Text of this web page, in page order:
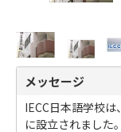
メッセージ
IECC日本語学校
に設立されました